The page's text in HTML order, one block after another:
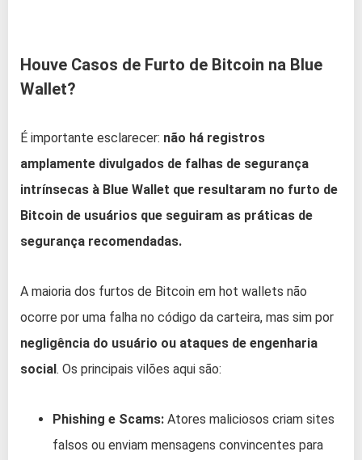
Houve Casos de Furto de Bitcoin na Blue
Wallet?
É importante esclarecer: não há registros
amplamente divulgados de falhas de segurança
intrínsecas à Blue Wallet que resultaram no furto de
Bitcoin de usuários que seguiram as práticas de
segurança recomendadas.
A maioria dos furtos de Bitcoin em hot wallets não
ocorre por uma falha no código da carteira, mas sim por
negligência do usuário ou ataques de engenharia
social. Os principais vilões aqui são:
Phishing e Scams: Atores maliciosos criam sites
falsos ou enviam mensagens convincentes para